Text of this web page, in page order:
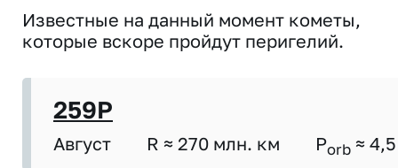
Известные на данный момент кометы,
которые вскоре пройдут перигелий.
259P
Август R ≈ 270 млн. км Porb ≈ 4,5